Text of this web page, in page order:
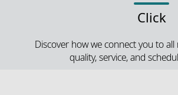
Click
Discover how we connect you to
quality, service, and